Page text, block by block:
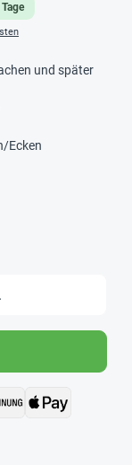
und später
Ecken